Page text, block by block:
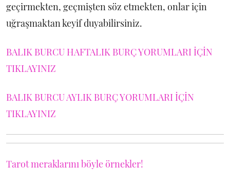
geçirmekten, geçmişten söz etmekten, onlar için
uğraşmaktan keyif duyabilirsiniz.
BALIK BURCU HAFTALIK BURÇ YORUMLARI İÇİN
TIKLAYINIZ
BALIK BURCU AYLIK BURÇ YORUMLARI İÇİN
TIKLAYINIZ
Tarot meraklarını böyle örnekler!